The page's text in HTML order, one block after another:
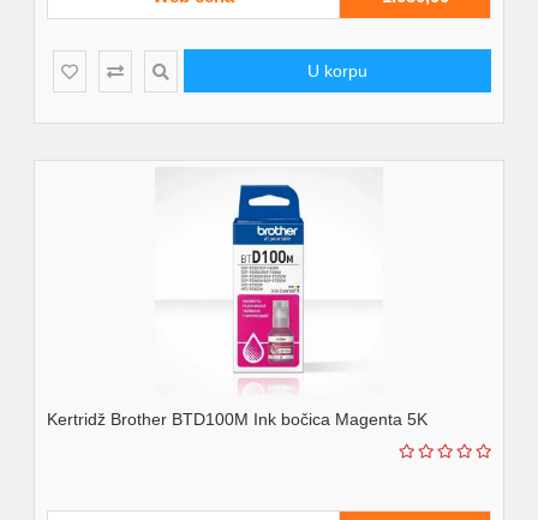
U korpu
Kertridž Brother BTD100M Ink bočica Magenta 5K